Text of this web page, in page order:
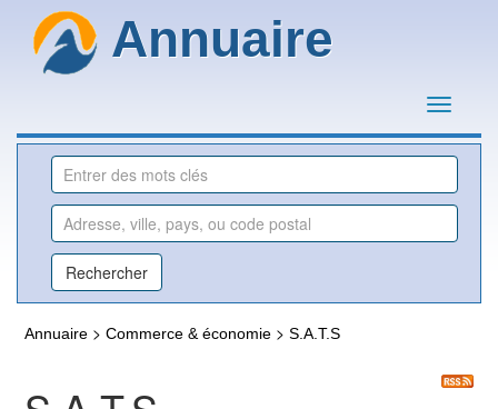
Annuaire
Annuaire > Commerce & économie > S.A.T.S